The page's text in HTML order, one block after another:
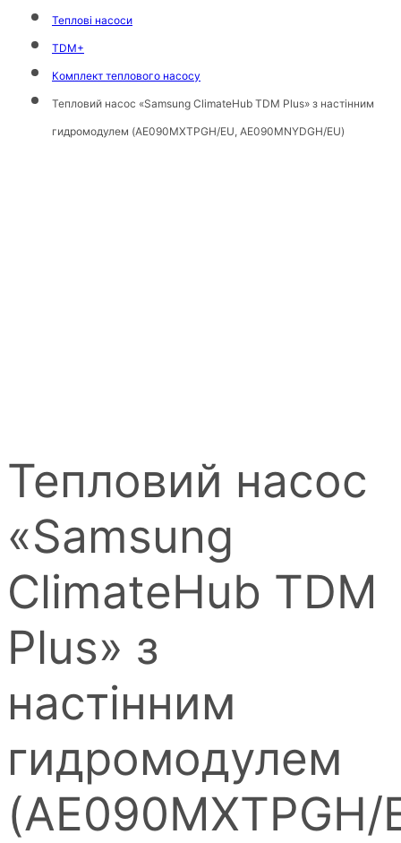
Теплові насоси
TDM+
Комплект теплового насосу
Тепловий насос «Samsung ClimateHub TDM Plus» з настінним
гидромодулем (AE090MXTPGH/EU, AE090MNYDGH/EU)
Тепловий насос
«Samsung
ClimateHub TDM
Plus» з
настінним
гидромодулем
(AE090MXTPGH/